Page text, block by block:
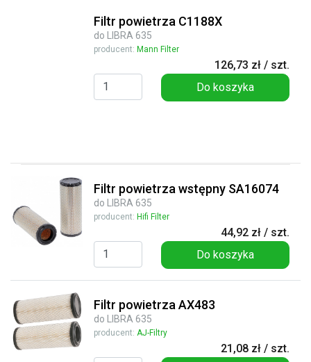
Filtr powietrza C1188X
do LIBRA 635
producent: Mann Filter
126,73 zł / szt.
Do koszyka
Filtr powietrza wstępny SA16074
do LIBRA 635
producent: Hifi Filter
44,92 zł / szt.
Do koszyka
Filtr powietrza AX483
do LIBRA 635
producent: AJ-Filtry
21,08 zł / szt.